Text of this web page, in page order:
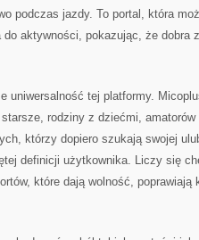
podczas jazdy. To portal, która
do aktywności, pokazując, że dobra
uniwersalność tej platformy.
rodziny z dziećmi,
którzy dopiero szukają swojej
definicji użytkownika. Liczy się
które dają wolność, poprawiają